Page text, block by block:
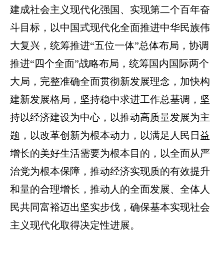
建成社会主义现代化强国、实现第二个百年奋
斗目标，以中国式现代化全面推进中华民族伟
大复兴，统筹推进“五位一体”总体布局，协调
推进“四个全面”战略布局，统筹国内国际两个
大局，完整准确全面贯彻新发展理念，加快构
建新发展格局，坚持稳中求进工作总基调，坚
持以经济建设为中心，以推动高质量发展为主
题，以改革创新为根本动力，以满足人民日益
增长的美好生活需要为根本目的，以全面从严
治党为根本保障，推动经济实现质的有效提升
和量的合理增长，推动人的全面发展、全体人
民共同富裕迈出坚实步伐，确保基本实现社会
主义现代化取得决定性进展。